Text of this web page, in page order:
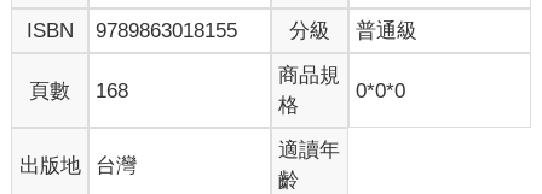
ISBN
9789863018155 分級 普通級
頁數 168
商品規
格
0*0*0
出版地 台灣
適讀年
齡